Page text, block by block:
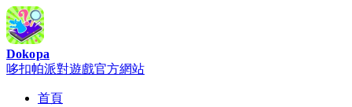
Dokopa
哆扣帕派對遊戲官方網站
首頁